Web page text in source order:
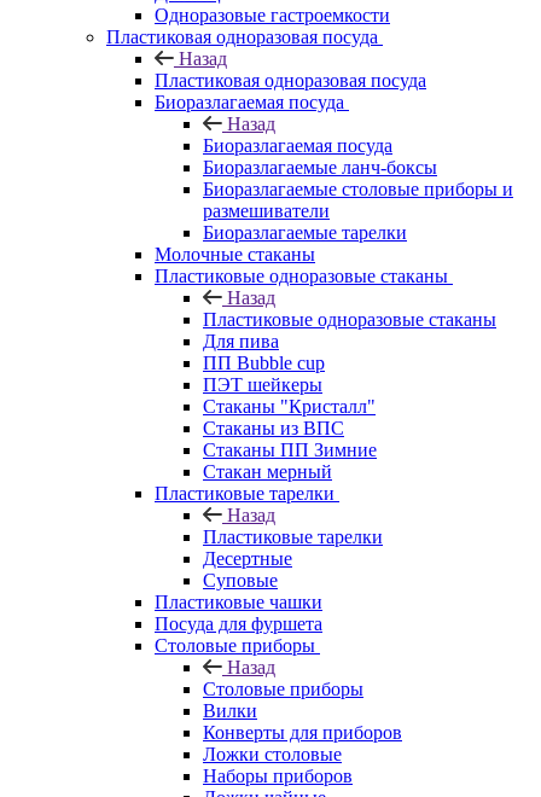
Одноразовые гастроемкости
Пластиковая одноразовая посуда
Назад
Пластиковая одноразовая посуда
Биоразлагаемая посуда
Назад
Биоразлагаемая посуда
Биоразлагаемые ланч-боксы
Биоразлагаемые столовые приборы и
размешиватели
Биоразлагаемые тарелки
Молочные стаканы
Пластиковые одноразовые стаканы
Назад
Пластиковые одноразовые стаканы
Для пива
ПП Bubble cup
ПЭТ шейкеры
Стаканы "Кристалл"
Стаканы из ВПС
Стаканы ПП Зимние
Стакан мерный
Пластиковые тарелки
Назад
Пластиковые тарелки
Десертные
Суповые
Пластиковые чашки
Посуда для фуршета
Столовые приборы
Назад
Столовые приборы
Вилки
Конверты для приборов
Ложки столовые
Наборы приборов